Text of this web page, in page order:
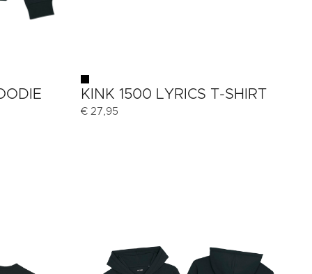
KINK 1500 LYRICS T-SHIRT
€27,95